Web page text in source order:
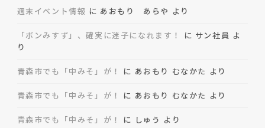
週末イベント情報 に あおもり あらや より
「ボンみすず」、確実に迷子になれます！ に サン社員 よ
り
青森市でも「中みそ」が！ に あおもり むなかた より
青森市でも「中みそ」が！ に あおもり むなかた より
青森市でも「中みそ」が！ に しゅう より